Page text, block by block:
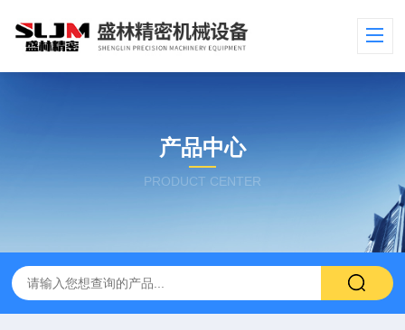
产品中心
PRODUCT CENTER